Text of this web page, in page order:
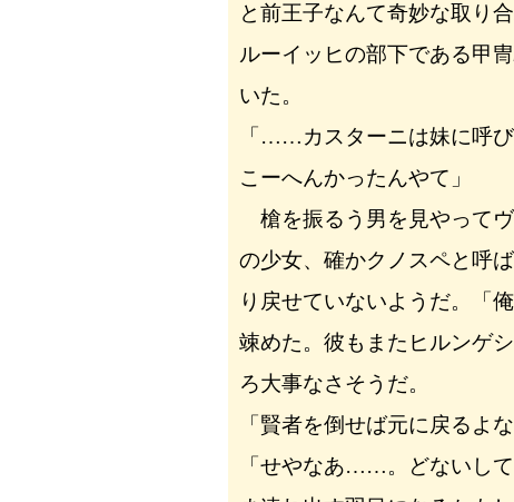
と前王子なんて奇妙な取り
ルーイッヒの部下である甲
いた。
「……カスターニは妹に呼
こーへんかったんやて」
槍を振るう男を見やって
の少女、確かクノスペと呼
り戻せていないようだ。「
竦めた。彼もまたヒルンゲ
ろ大事なさそうだ。
「賢者を倒せば元に戻るよな
「せやなあ……。どないし